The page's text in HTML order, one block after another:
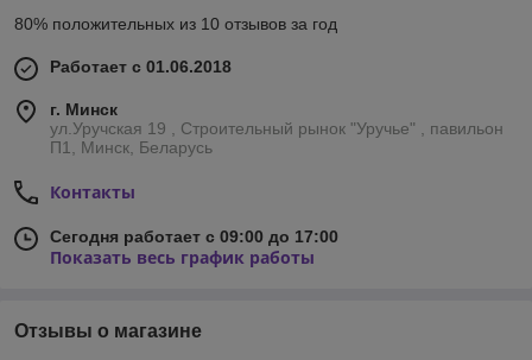
80% положительных из 10 отзывов за год
Работает с 01.06.2018
г. Минск
ул.Уручская 19 , Строительный рынок "Уручье" , павильон
П1, Минск, Беларусь
Контакты
Сегодня работает с 09:00 до 17:00
Показать весь график работы
Отзывы о магазине